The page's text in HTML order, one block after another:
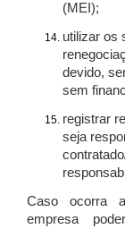
(MEI);
utilizar os
devido,
sem
registrar
seja
Caso ocorra
empresa